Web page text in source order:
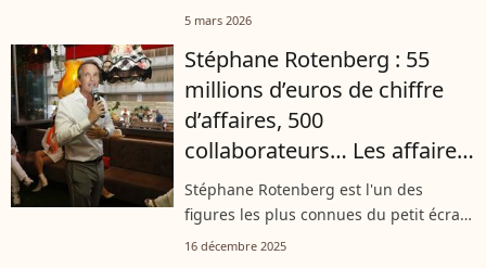
M6 Stéphane Rotenberg en a dit un
sur sa fille Emma. Âgée de 27 ans,...
5 mars 2026
Stéphane Rotenberg : 55
millions d’euros de chiffre
d’affaires, 500
collaborateurs… Les affaires
du présentateur marchent
très bien, loin du petit écran
Stéphane Rotenberg est l'un des
figures les plus connues du petit écran.
Et lorsqu'il ne tourne pas pour M6,
16 décembre 2025